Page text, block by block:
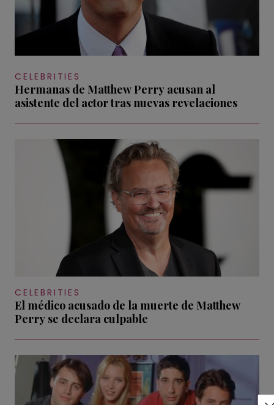
CELEBRITIES
Hermanas de Matthew Perry acusan al
asistente del actor tras nuevas revelaciones
CELEBRITIES
El médico acusado de la muerte de Matthew
Perry se declara culpable